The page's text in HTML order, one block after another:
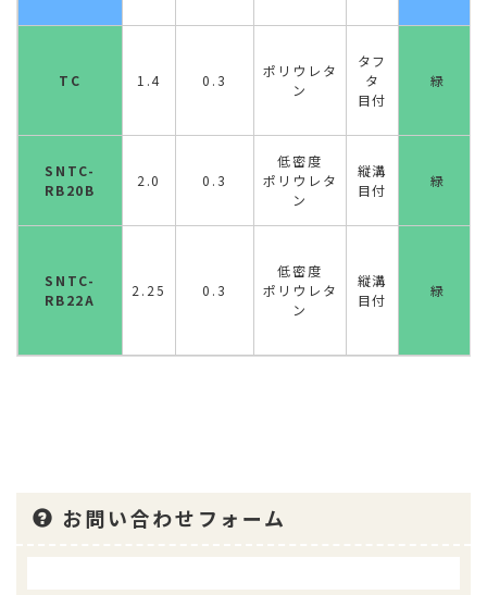
TC 1.4 0.3
ポリウレタ
ン
タフ
タ
目付
緑
SNTC-
RB20B
2.0 0.3
低密度
ポリウレタ
ン
縦溝
目付
緑
SNTC-
RB22A
2.25 0.3
低密度
ポリウレタ
ン
縦溝
目付
緑
お問い合わせフォーム